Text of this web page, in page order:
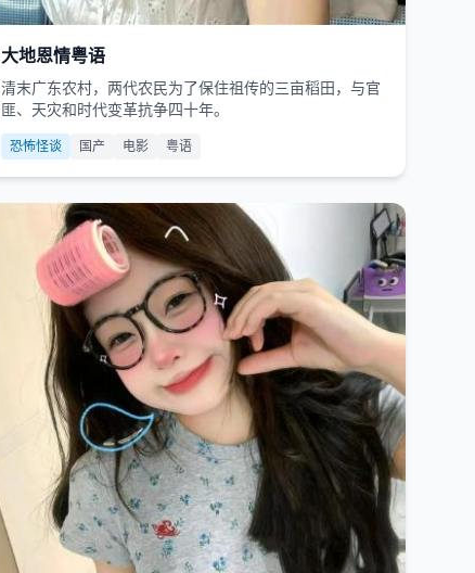
大地恩情粤语
清末广东农村，两代农民为了保住祖传的三亩稻田，与官
匪、天灾和时代变革抗争四十年。
恐怖怪谈 国产 电影 粤语